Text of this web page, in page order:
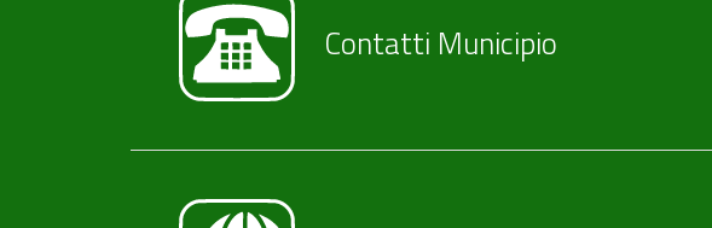
Contatti Municipio